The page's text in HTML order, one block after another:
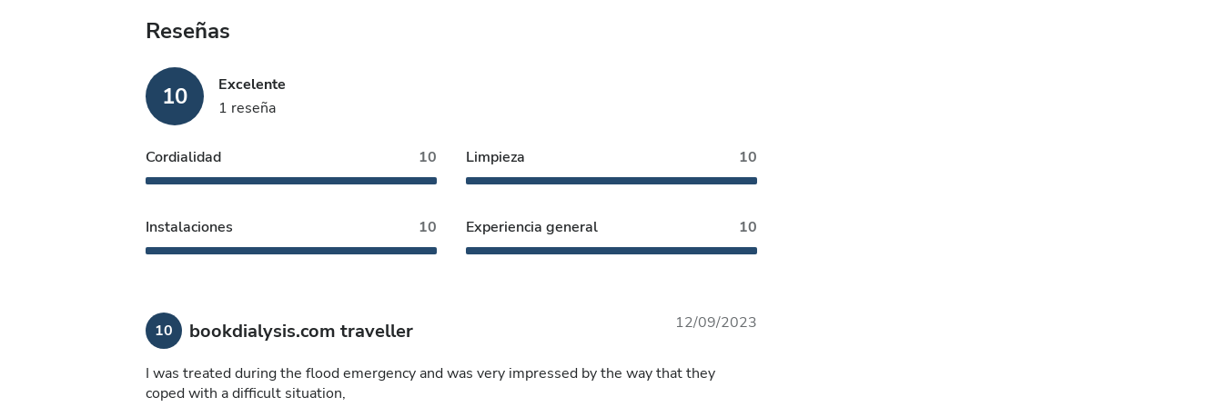
Reseñas
10
Excelente
1 reseña
Cordialidad 10 Limpieza 10
Instalaciones 10 Experiencia general 10
10 bookdialysis.com traveller 12/09/2023
I was treated during the flood emergency and was very impressed by the way that they
coped with a difficult situation,